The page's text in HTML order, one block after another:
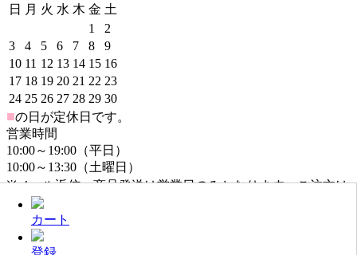
カート
登録
日
月 火 水 木 金 土
1
2
3
4 5 6 7 8
9
10 11 12 13 14 15 16
17 18 19 20 21 22 23
24 25 26 27 28 29 30
■の日が定休日です。
営業時間
10:00～19:00（平日）
10:00～13:30（土曜日）
※メール返信・商品発送は営業日のみとなります。ご注文は
年中無休でお受けしております。